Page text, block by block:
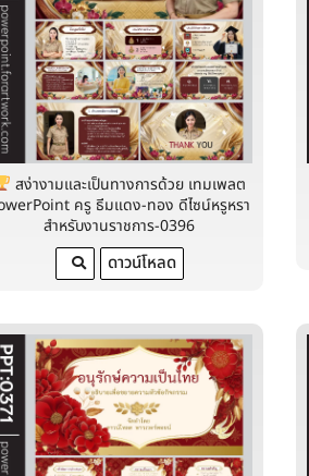
สง่างามและเป็นทางการด้วย เทมเพลต
ครู ธีมแดง-ทอง ดีไซน์หรูหรา
สำหรับงานราชการ-0396
ดาวน์โหลด